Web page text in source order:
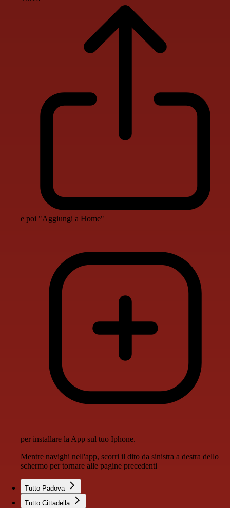
e poi "Aggiungi a Home"
per installare la App sul tuo Iphone.
Mentre navighi nell'app, scorri il dito da sinistra a destra dello
schermo per tornare alle pagine precedenti
Tutto Padova
Tutto Cittadella